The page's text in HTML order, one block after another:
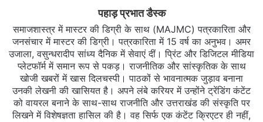
पहाड़ प्रभात डैस्क
समाजशास्त्र में मास्टर की डिग्री के साथ (MAJMC) पत्रकारिता और
जनसंचार में मास्टर की डिग्री। पत्रकारिता में 15 वर्ष का अनुभव। अमर
उजाला, वसुन्धरादीप सांध्य दैनिक में सेवाएं दीं। प्रिंट और डिजिटल मीडिया
प्लेटफॉर्म में समान रूप से पकड़। राजनीतिक और सांस्कृतिक के साथ
खोजी खबरों में खास दिलचस्‍पी। पाठकों से भावनात्मक जुड़ाव बनाना
उनकी लेखनी की खासियत है। अपने लंबे करियर में उन्होंने ट्रेंडिंग कंटेंट
को वायरल बनाने के साथ-साथ राजनीति और उत्तराखंड की संस्कृति पर
लिखने में विशेषज्ञता हासिल की है। वह सिर्फ एक कंटेंट क्रिएटर ही नहीं,